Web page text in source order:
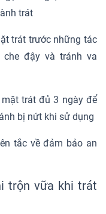
trát
trát trước những tác
đậy và tránh va
trát đủ 3 ngày để
bị nứt khi sử dụng
tắc về đảm bảo an
trộn vữa khi trát